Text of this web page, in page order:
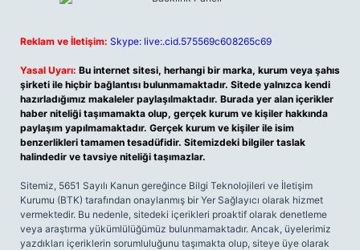
Reklam ve İletişim: Skype: live:.cid.575569c608265c69
Yasal Uyarı: Bu internet sitesi, herhangi bir marka, kurum veya şahıs
şirketi ile hiçbir bağlantısı bulunmamaktadır. Sitede yalnızca kendi
hazırladığımız makaleler paylaşılmaktadır. Burada yer alan içerikler
haber niteliği taşımamakta olup, gerçek kurum ve kişiler hakkında
paylaşım yapılmamaktadır. Gerçek kurum ve kişiler ile isim
benzerlikleri tamamen tesadüfidir. Sitemizdeki bilgiler taslak
halindedir ve tavsiye niteliği taşımazlar.
Sitemiz, 5651 Sayılı Kanun gereğince Bilgi Teknolojileri ve İletişim
Kurumu (BTK) tarafından onaylanmış bir Yer Sağlayıcı olarak hizmet
vermektedir. Bu nedenle, sitedeki içerikleri proaktif olarak denetleme
veya araştırma yükümlülüğümüz bulunmamaktadır. Ancak, üyelerimiz
yazdıkları içeriklerin sorumluluğunu taşımakta olup, siteye üye olarak